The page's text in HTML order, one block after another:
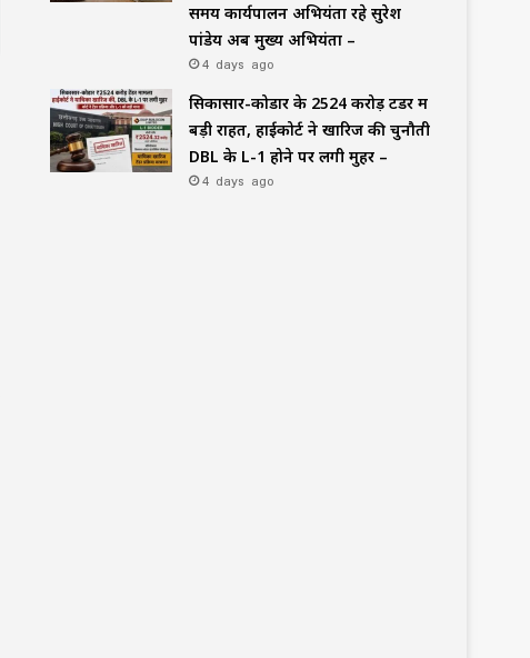
समय कार्यपालन अभियंता रहे सुरेश
पांडेय अब मुख्य अभियंता –
4 days ago
सिकासार-कोडार के ₹2524 करोड़ टेंडर में
बड़ी राहत, हाईकोर्ट ने खारिज की चुनौती
DBL के L-1 होने पर लगी मुहर –
4 days ago